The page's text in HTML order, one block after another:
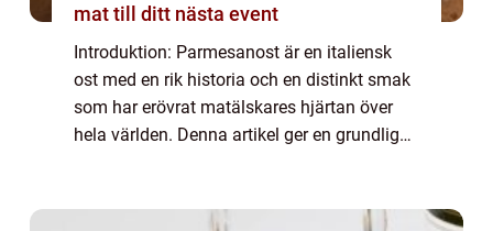
mat till ditt nästa event
Introduktion: Parmesanost är en italiensk
ost med en rik historia och en distinkt smak
som har erövrat matälskares hjärtan över
hela världen. Denna artikel ger en grundlig